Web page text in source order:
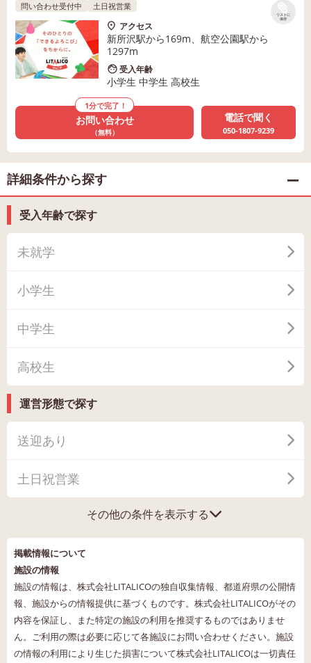
リストに
保存
問い合わせ受付中 土日祝営業
アクセス
新所沢駅から169m、航空公園駅から
1297m
受入年齢
小学生 中学生 高校生
1分で完了！
お問い合わせ
（無料）
電話で聞く
050-1807-9239
詳細条件から探す
受入年齢で探す
未就学
小学生
中学生
高校生
運営形態で探す
送迎あり
土日祝営業
その他の条件を表示する
掲載情報について
施設の情報
施設の情報は、株式会社LITALICOの独自収集情報、都道府県の公開情
報、施設からの情報提供に基づくものです。株式会社LITALICOがその
内容を保証し、また特定の施設の利用を推奨するものではありませ
ん。ご利用の際は必要に応じて各施設にお問い合わせください。施設
の情報の利用により生じた損害について株式会社LITALICOは一切責任